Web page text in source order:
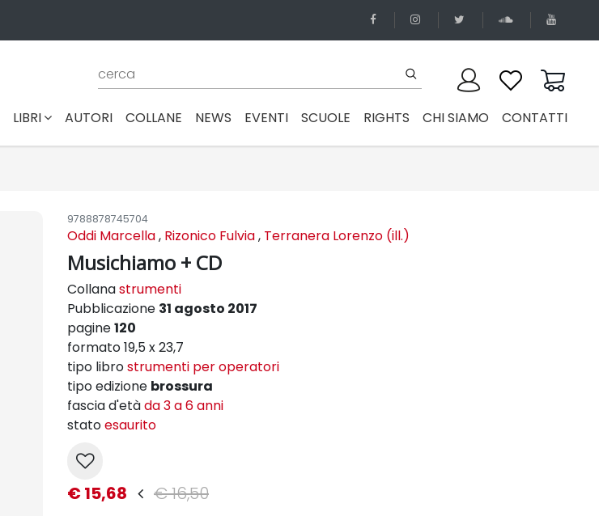
(CURRENT)
LIBRI AUTORI COLLANE NEWS EVENTI SCUOLE RIGHTS CHI SIAMO CONTATTI
9788878745704
Oddi Marcella, Rizonico Fulvia, Terranera Lorenzo (ill.)
Musichiamo + CD
Collanastrumenti
Pubblicazione 31 agosto 2017
pagine120
formato 19,5 x 23,7
tipo librostrumenti per operatori
tipo edizione brossura
fascia d'etàda 3 a 6 anni
statoesaurito
€ 15,68 € 16,50